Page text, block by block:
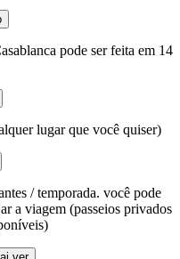
pode ser feita em 14
lugar que você quiser)
/ temporada. você pode
a viagem (passeios privados